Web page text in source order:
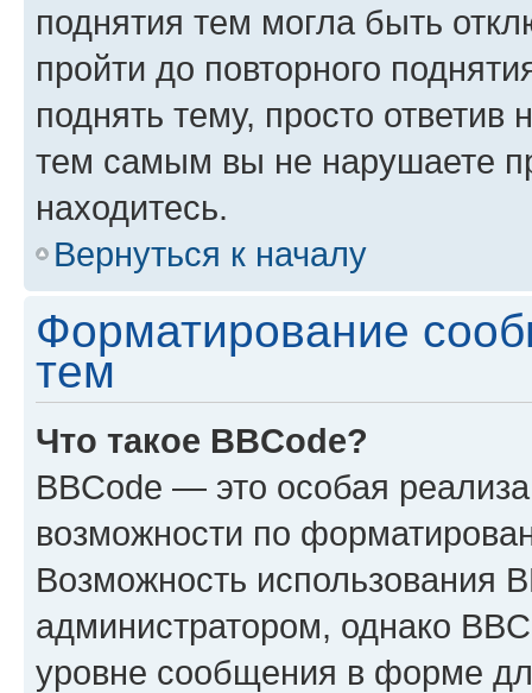
поднятия тем могла быть
пройти до повторного
поднять тему, просто ответив
тем самым вы не нарушаете
находитесь.
Вернуться к началу
Форматирование
тем
Что такое BBCode?
BBCode — это особая
возможности по
Возможность использования
администратором, однако
уровне сообщения в форме